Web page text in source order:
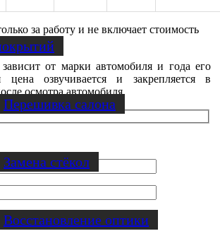
Перешивка салона
Замена стёкол
Восстановление оптики
за работу и не включает стоимость
от марки автомобиля и года его
цена озвучивается и закрепляется в
осмотра автомобиля.